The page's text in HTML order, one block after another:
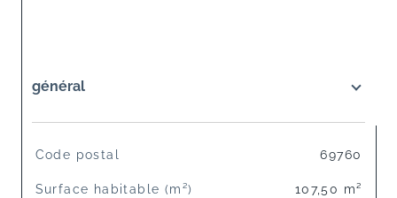
général
TRAD_SIROCCO_Caracteristique
Code postal 69760
Surface habitable (m²) 107,50 m²